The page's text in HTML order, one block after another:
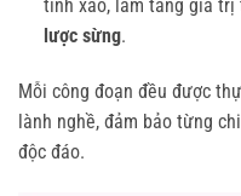
tinh xảo, làm tăng giá trị
lược sừng.
Mỗi công đoạn đều được
lành nghề, đảm bảo từng
độc đáo.